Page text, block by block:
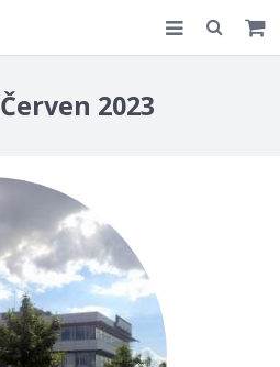
Červen 2023